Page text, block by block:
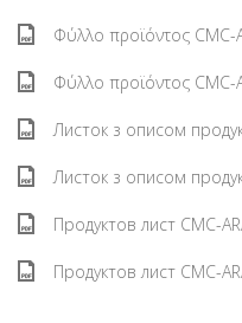
Φύλλο προϊόντος CMC-
Φύλλο προϊόντος CMC-
Листок з описом
Листок з описом
Продуктов лист CMC-
Продуктов лист CMC-